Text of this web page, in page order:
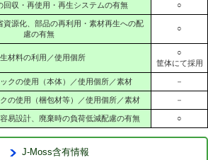
回収・再使用・再生システムの有無 ○
資源化、部品の再利用・素材再生への配
慮の有無
○
材料の利用／使用個所
○
筐体にて採用
クの使用（本体）／使用個所／素材 －
の使用（梱包材等）／使用個所／素材 －
易設計、廃棄時の負荷低減配慮の有無 ○
J-Moss含有情報